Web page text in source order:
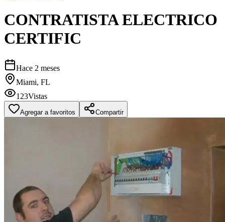
CONTRATISTA ELECTRICO
CERTIFIC
Hace 2 meses
Miami, FL
123Vistas
Agregar a favoritos Compartir